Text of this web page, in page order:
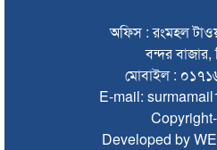
ঢাকায় বাসভবনে আগুন, স্ত্রীসহ
ঠাকুরগাঁওয়ে অনলাইন ক্যাসিনো
আবারও লোভার জব্দকৃত পাথর চুরি
অফিস : রংমহল
বন্দর বাজার,
মোবাইল :
E-mail:
Developed by